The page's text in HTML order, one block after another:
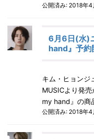
公開済み: 2018年4
6月6日(水)
hand』予約
キム・ヒョン
MUSICより発
my hand』の商
公開済み: 2018年4